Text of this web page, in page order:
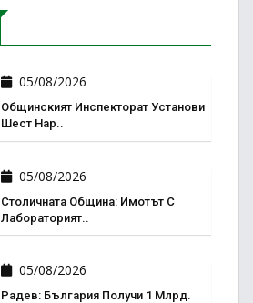
05/08/2026
Общинският Инспекторат Установи
Шест Нар..
05/08/2026
Столичната Община: Имотът С
Лабораторият..
05/08/2026
Радев: България Получи 1 Млрд.